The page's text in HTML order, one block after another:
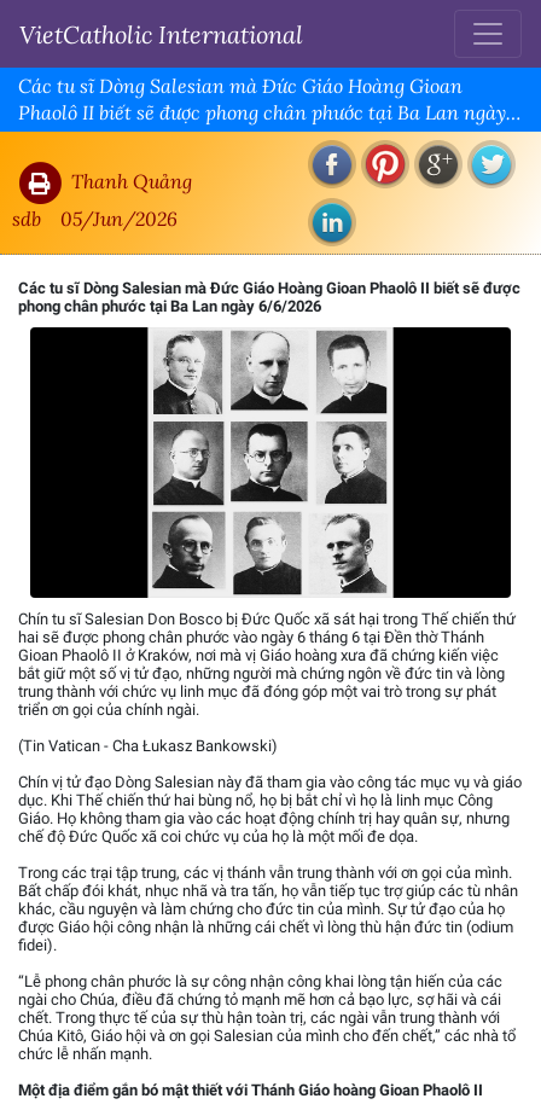
VietCatholic International
Các tu sĩ Dòng Salesian mà Đức Giáo Hoàng Gioan
Phaolô II biết sẽ được phong chân phước tại Ba Lan ngày
6/6/2026
Thanh Quảng
sdb
05/Jun/2026
Các tu sĩ Dòng Salesian mà Đức Giáo Hoàng Gioan Phaolô II biết sẽ được
phong chân phước tại Ba Lan ngày 6/6/2026
Chín tu sĩ Salesian Don Bosco bị Đức Quốc xã sát hại trong Thế chiến thứ
hai sẽ được phong chân phước vào ngày 6 tháng 6 tại Đền thờ Thánh
Gioan Phaolô II ở Kraków, nơi mà vị Giáo hoàng xưa đã chứng kiến việc
bắt giữ một số vị tử đạo, những người mà chứng ngôn về đức tin và lòng
trung thành với chức vụ linh mục đã đóng góp một vai trò trong sự phát
triển ơn gọi của chính ngài.
(Tin Vatican - Cha Łukasz Bankowski)
Chín vị tử đạo Dòng Salesian này đã tham gia vào công tác mục vụ và giáo
dục. Khi Thế chiến thứ hai bùng nổ, họ bị bắt chỉ vì họ là linh mục Công
Giáo. Họ không tham gia vào các hoạt động chính trị hay quân sự, nhưng
chế độ Đức Quốc xã coi chức vụ của họ là một mối đe dọa.
Trong các trại tập trung, các vị thánh vẫn trung thành với ơn gọi của mình.
Bất chấp đói khát, nhục nhã và tra tấn, họ vẫn tiếp tục trợ giúp các tù nhân
khác, cầu nguyện và làm chứng cho đức tin của mình. Sự tử đạo của họ
được Giáo hội công nhận là những cái chết vì lòng thù hận đức tin (odium
fidei).
“Lễ phong chân phước là sự công nhận công khai lòng tận hiến của các
ngài cho Chúa, điều đã chứng tỏ mạnh mẽ hơn cả bạo lực, sợ hãi và cái
chết. Trong thực tế của sự thù hận toàn trị, các ngài vẫn trung thành với
Chúa Kitô, Giáo hội và ơn gọi Salesian của mình cho đến chết,” các nhà tổ
chức lễ nhấn mạnh.
Một địa điểm gắn bó mật thiết với Thánh Giáo hoàng Gioan Phaolô II